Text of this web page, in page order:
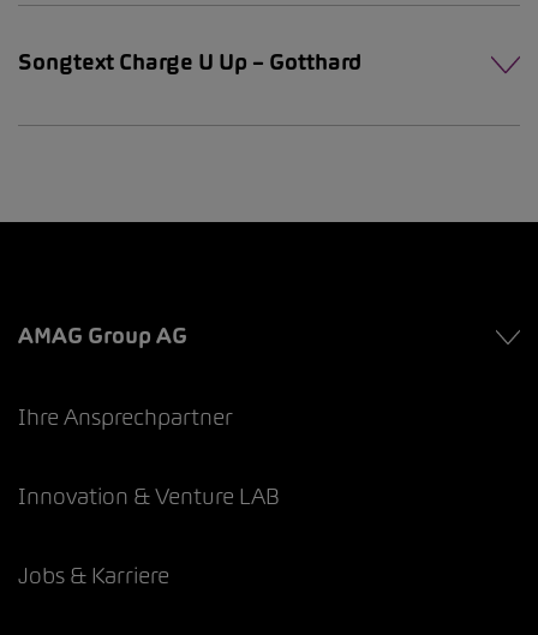
Songtext Charge U Up – Gotthard
AMAG Group AG
Ihre Ansprechpartner
Innovation & Venture LAB
Jobs & Karriere